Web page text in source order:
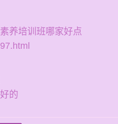
养培训班哪家好点
的